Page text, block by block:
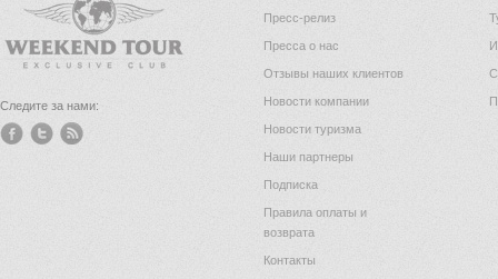
Следите за нами:
Пресс-релиз
Пресса о нас
Отзывы наших клиентов
Новости компании
Новости туризма
Наши партнеры
Подписка
Правила оплаты и
возврата
Контакты